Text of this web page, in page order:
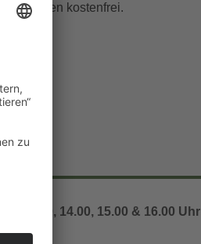
6 Jahren kostenfrei.
12.00, 14.00, 15.00 & 16.00 Uhr